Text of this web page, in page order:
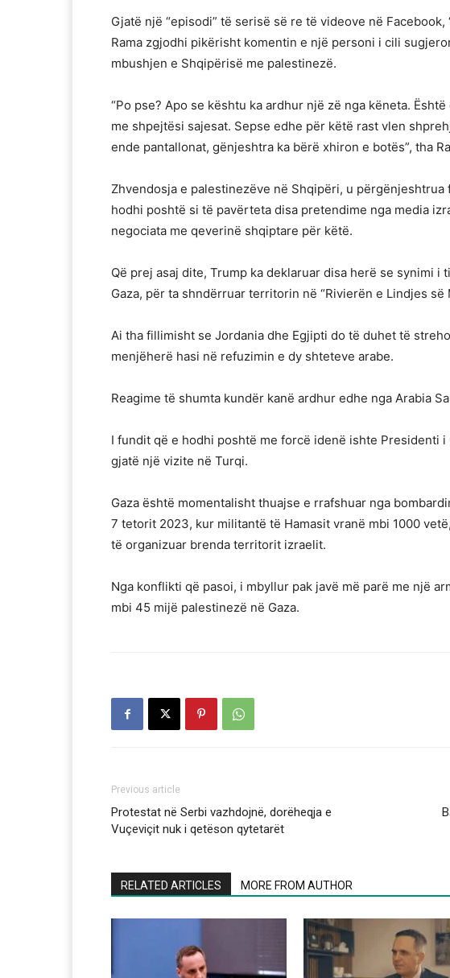
Gjatë një “episodi” të serisë së re të videove në
Rama zgjodhi pikërisht komentin e një personi i cili
mbushjen e Shqipërisë me palestinezë.
“Po pse? Apo se kështu ka ardhur një zë nga këneta.
me shpejtësi sajesat. Sepse edhe për këtë rast vlen
ende pantallonat, gënjeshtra ka bërë xhiron e botës”, tha
Zhvendosja e palestinezëve në Shqipëri, u përgënjeshtrua
hodhi poshtë si të pavërteta disa pretendime nga media
negociata me qeverinë shqiptare për këtë.
Që prej asaj dite, Trump ka deklaruar disa herë se synimi
Gaza, për ta shndërruar territorin në “Rivierën e Lindjes së
Ai tha fillimisht se Jordania dhe Egjipti do të duhet të
menjëherë hasi në refuzimin e dy shteteve arabe.
Reagime të shumta kundër kanë ardhur edhe nga Arabia
I fundit që e hodhi poshtë me forcë idenë ishte Presidenti
gjatë një vizite në Turqi.
Gaza është momentalisht thuajse e rrafshuar nga
7 tetorit 2023, kur militantë të Hamasit vranë mbi 1000
të organizuar brenda territorit izraelit.
Nga konflikti që pasoi, i mbyllur pak javë më parë me një
mbi 45 mijë palestinezë në Gaza.
Previous article
Protestat në Serbi vazhdojnë, dorëheqja e
Vuçeviçit nuk i qetëson qytetarët
RELATED ARTICLES MORE FROM AUTHOR